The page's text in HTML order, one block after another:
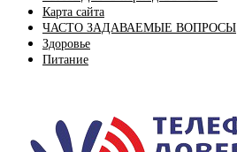
Карта сайта
ЧАСТО ЗАДАВАЕМЫЕ ВОПРОСЫ
Здоровье
Питание